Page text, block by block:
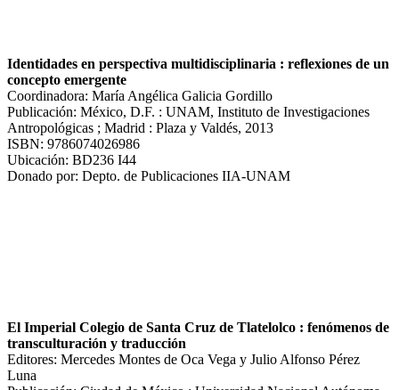
Identidades en perspectiva multidisciplinaria : reflexiones de un
concepto emergente
Coordinadora: María Angélica Galicia Gordillo
Publicación: México, D.F. : UNAM, Instituto de Investigaciones
Antropológicas ; Madrid : Plaza y Valdés, 2013
ISBN: 9786074026986
Ubicación: BD236 I44
Donado por: Depto. de Publicaciones IIA-UNAM
El Imperial Colegio de Santa Cruz de Tlatelolco : fenómenos de
transculturación y traducción
Editores: Mercedes Montes de Oca Vega y Julio Alfonso Pérez
Luna